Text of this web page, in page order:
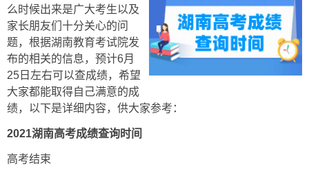
么时候出来是广大考生以及
家长朋友们十分关心的问
题，根据湖南教育考试院发
布的相关的信息，预计6月
25日左右可以查成绩，希望
大家都能取得自己满意的成
绩，以下是详细内容，供大家参考：
2021湖南高考成绩查询时间
高考结束